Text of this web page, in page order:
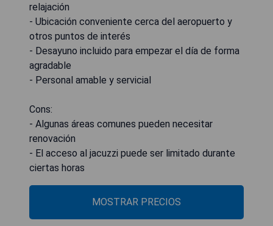
relajación
- Ubicación conveniente cerca del aeropuerto y
otros puntos de interés
- Desayuno incluido para empezar el día de forma
agradable
- Personal amable y servicial
Cons:
- Algunas áreas comunes pueden necesitar
renovación
- El acceso al jacuzzi puede ser limitado durante
ciertas horas
MOSTRAR PRECIOS